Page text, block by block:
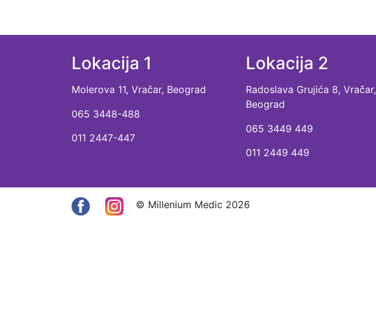
Lokacija 1
Molerova 11, Vračar, Beograd
065 3448-488
011 2447-447
Lokacija 2
Radoslava Grujića 8, Vračar,
Beograd
065 3449 449
011 2449 449
© Millenium Medic 2026